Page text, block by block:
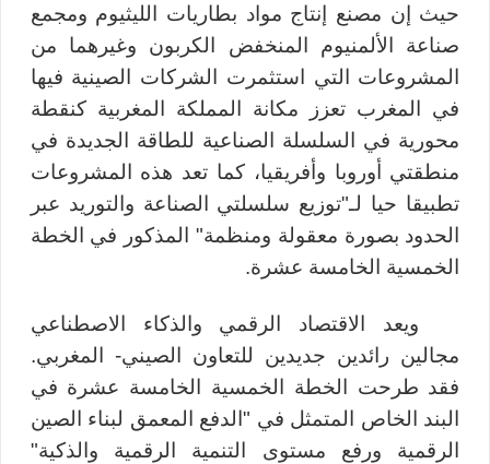
حيث إن مصنع إنتاج مواد بطاريات الليثيوم ومجمع
صناعة الألمنيوم المنخفض الكربون وغيرهما من
المشروعات التي استثمرت الشركات الصينية فيها
في المغرب تعزز مكانة المملكة المغربية كنقطة
محورية في السلسلة الصناعية للطاقة الجديدة في
منطقتي أوروبا وأفريقيا، كما تعد هذه المشروعات
تطبيقا حيا لـ"توزيع سلسلتي الصناعة والتوريد عبر
الحدود بصورة معقولة ومنظمة" المذكور في الخطة
الخمسية الخامسة عشرة.
ويعد الاقتصاد الرقمي والذكاء الاصطناعي
مجالين رائدين جديدين للتعاون الصيني- المغربي.
فقد طرحت الخطة الخمسية الخامسة عشرة في
البند الخاص المتمثل في "الدفع المعمق لبناء الصين
الرقمية ورفع مستوى التنمية الرقمية والذكية"